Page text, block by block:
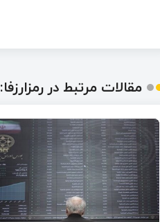
مقالات مرتبط در رمزارزفا: